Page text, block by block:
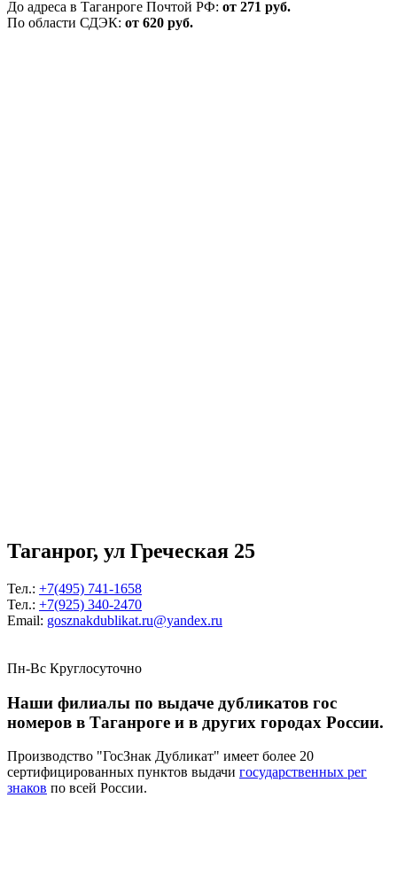
До адреса в Таганроге Почтой РФ: от 271 руб.
По области СДЭК: от 620 руб.
Таганрог, ул Греческая 25
Тел.: +7(495) 741-1658
Тел.: +7(925) 340-2470
Email: gosznakdublikat.ru@yandex.ru
Пн-Вс Круглосуточно
Наши филиалы по выдаче дубликатов гос
номеров в Таганроге и в других городах России.
Производство "ГосЗнак Дубликат" имеет более 20
сертифицированных пунктов выдачи государственных рег
знаков по всей России.